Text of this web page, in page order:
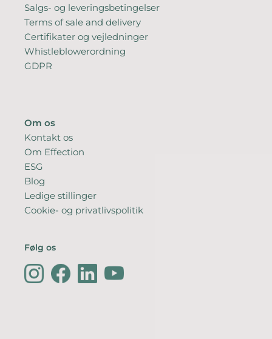
Salgs- og leveringsbetingelser
Terms of sale and delivery
Certifikater og vejledninger
Whistleblowerordning
GDPR
Om os
Kontakt os
Om Effection
ESG
Blog
Ledige stillinger
Cookie- og privatlivspolitik
Følg os